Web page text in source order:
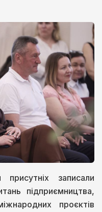
записали
підприємництва,
проєктів